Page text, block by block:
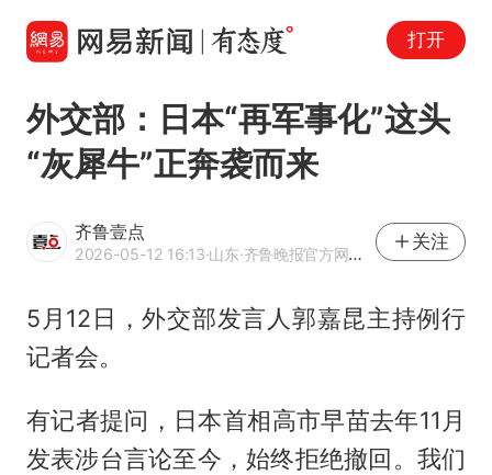
打开
外交部：日本“再军事化”这头
“灰犀牛”正奔袭而来
齐鲁壹点
2026-05-12 16:13·山东·齐鲁晚报官方网易号
关注
5月12日，外交部发言人郭嘉昆主持例行
记者会。
有记者提问，日本首相高市早苗去年11月
发表涉台言论至今，始终拒绝撤回。我们